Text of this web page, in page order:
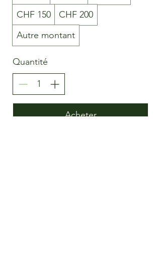
CHF 150
CHF 200
Autre montant
Quantité
Acheter